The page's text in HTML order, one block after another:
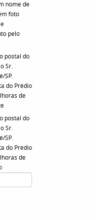
nome de
foto
pelo
postal do
Sr.
SP.
do Prédio
de
postal do
Sr.
SP.
do Prédio
de